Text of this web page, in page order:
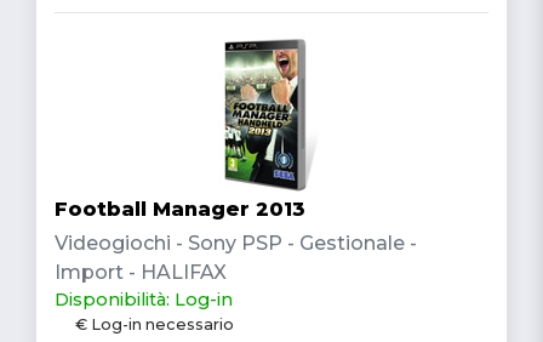
Football Manager 2013
Videogiochi - Sony PSP - Gestionale -
Import - HALIFAX
Disponibilità: Log-in
€ Log-in necessario